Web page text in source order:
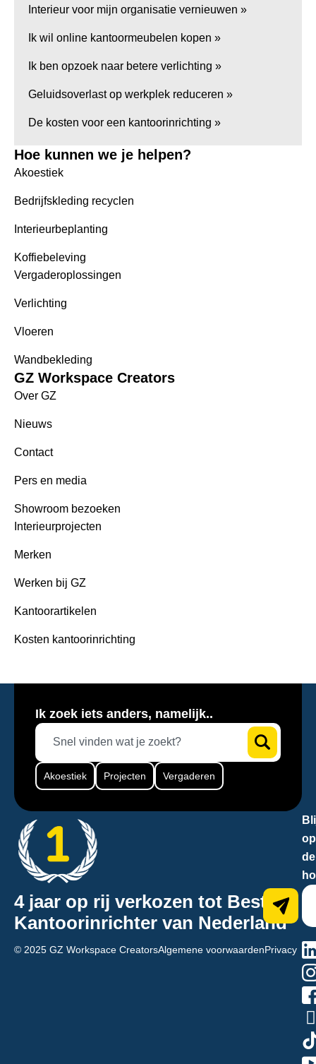
Interieur voor mijn organisatie vernieuwen »
Ik wil online kantoormeubelen kopen »
Ik ben opzoek naar betere verlichting »
Geluidsoverlast op werkplek reduceren »
De kosten voor een kantoorinrichting »
Hoe kunnen we je helpen?
Akoestiek
Bedrijfskleding recyclen
Interieurbeplanting
Koffiebeleving
Vergaderoplossingen
Verlichting
Vloeren
Wandbekleding
GZ Workspace Creators
Over GZ
Nieuws
Contact
Pers en media
Showroom bezoeken
Interieurprojecten
Merken
Werken bij GZ
Kantoorartikelen
Kosten kantoorinrichting
Ik zoek iets anders, namelijk..
Akoestiek Projecten Vergaderen
4 jaar op rij verkozen tot Beste
Kantoorinrichter van Nederland
op
de
© 2025 GZ Workspace CreatorsAlgemene voorwaardenPrivacy